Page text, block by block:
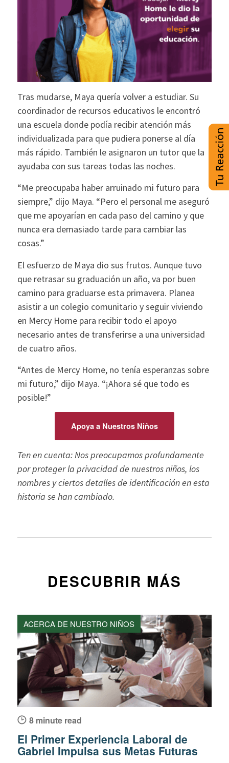
Tras mudarse, Maya quería volver a estudiar. Su
coordinador de recursos educativos le encontró
una escuela donde podía recibir atención más
individualizada para que pudiera ponerse al día
más rápido. También le asignaron un tutor que la
ayudaba con sus tareas todas las noches.
“Me preocupaba haber arruinado mi futuro para
siempre,” dijo Maya. “Pero el personal me aseguró
que me apoyarían en cada paso del camino y que
nunca era demasiado tarde para cambiar las
cosas.”
El esfuerzo de Maya dio sus frutos. Aunque tuvo
que retrasar su graduación un año, va por buen
camino para graduarse esta primavera. Planea
asistir a un colegio comunitario y seguir viviendo
en Mercy Home para recibir todo el apoyo
necesario antes de transferirse a una universidad
de cuatro años.
“Antes de Mercy Home, no tenía esperanzas sobre
mi futuro,” dijo Maya. “¡Ahora sé que todo es
posible!”
Apoya a Nuestros Niños
Ten en cuenta: Nos preocupamos profundamente
por proteger la privacidad de nuestros niños, los
nombres y ciertos detalles de identificación en esta
historia se han cambiado.
DESCUBRIR MÁS
ACERCA DE NUESTRO NIÑOS
8 minute read
El Primer Experiencia Laboral de
Gabriel Impulsa sus Metas Futuras